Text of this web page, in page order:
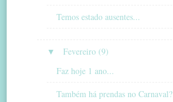
Temos estado ausentes...
▼
Fevereiro (9)
Faz hoje 1 ano...
Também há prendas no Carnaval?